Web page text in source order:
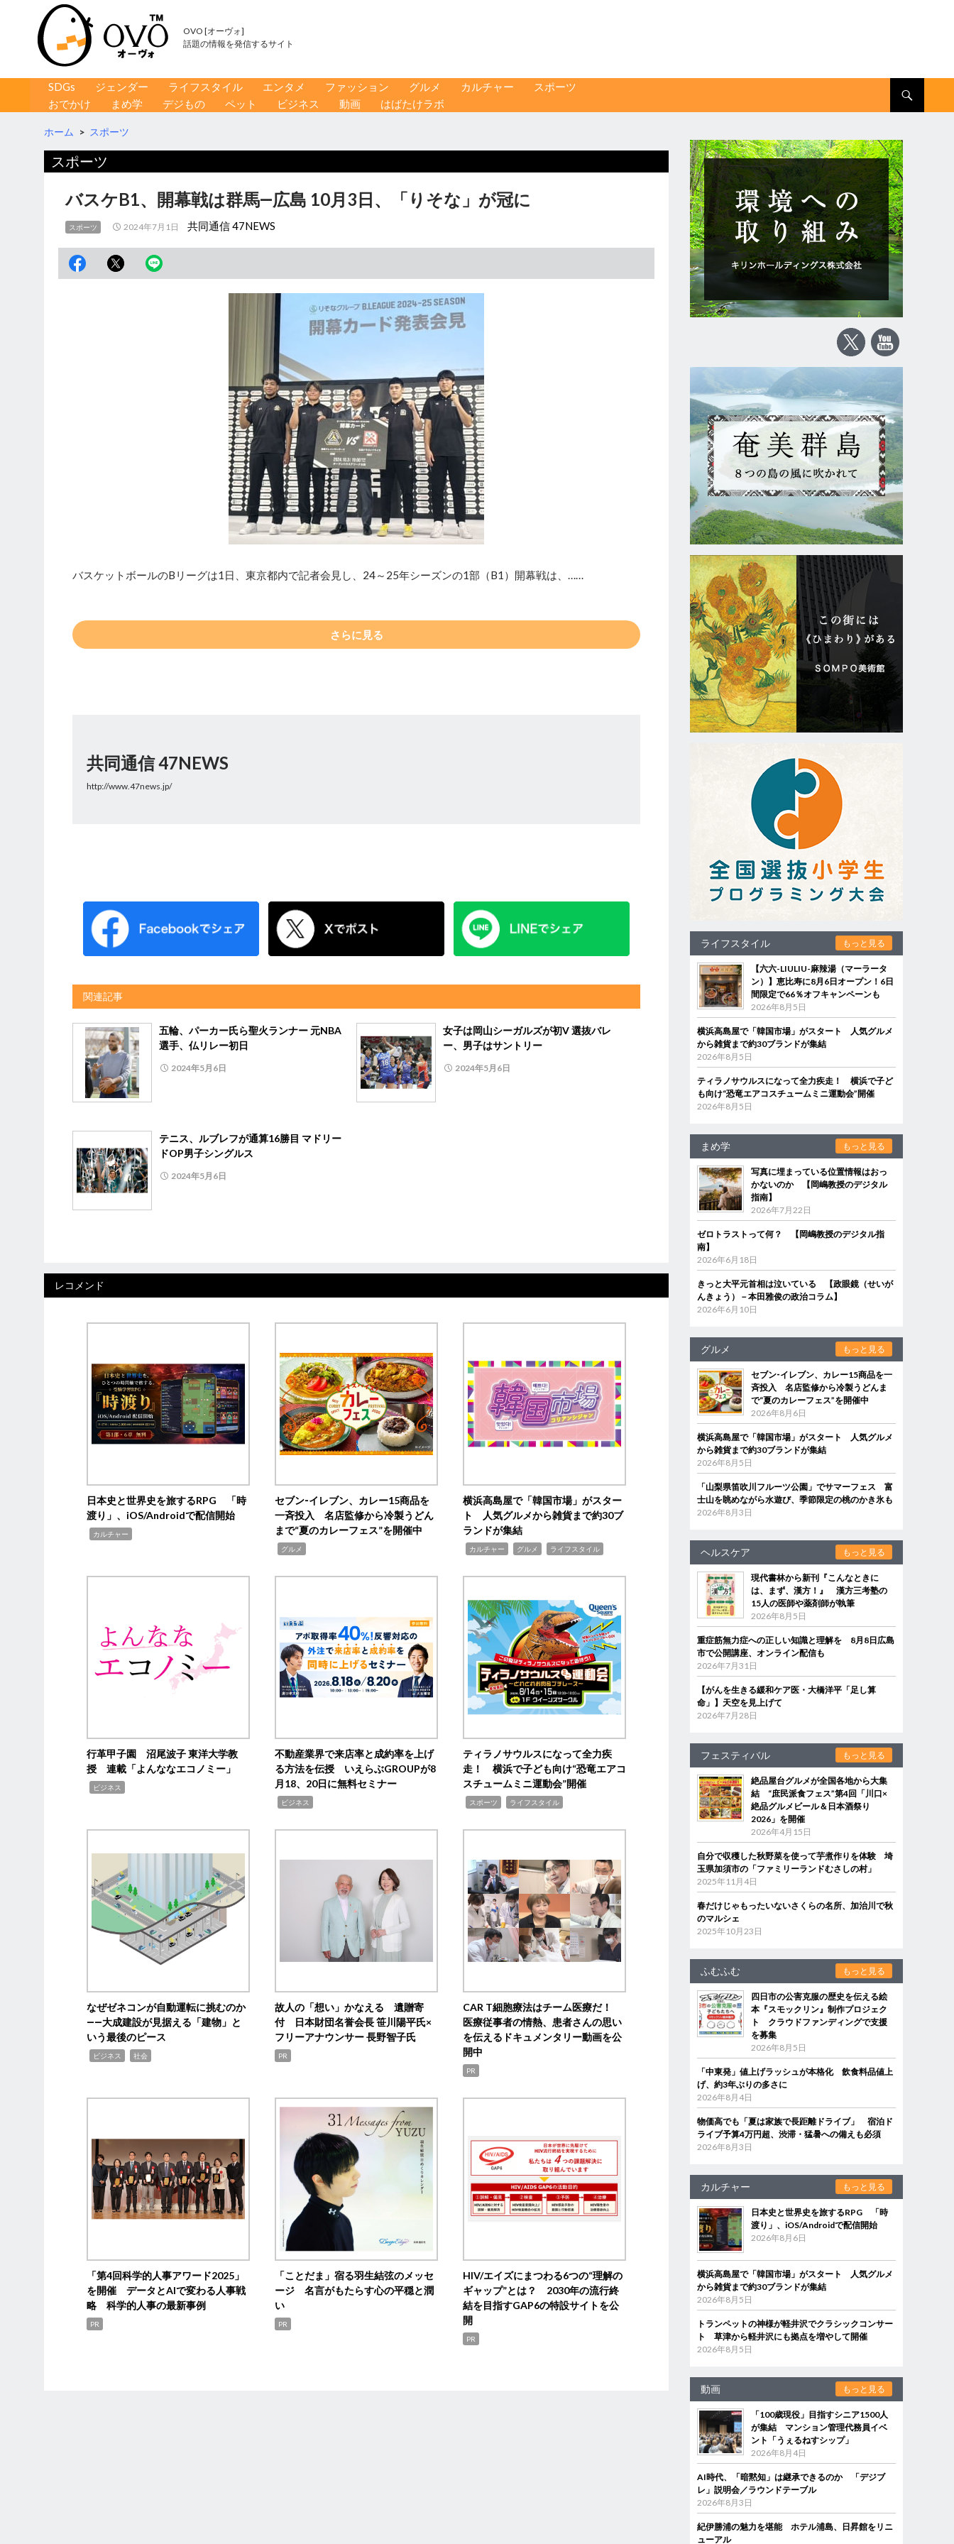
OVO [オーヴォ]
話題の情報を発信するサイト
コンテンツへ移動
SDGs ジェンダー ライフスタイル エンタメ ファッション グルメ カルチャー
スポーツ
おでかけ
まめ学 デジもの ペット ビジネス 動画 はばたけラボ
ホーム > スポーツ
スポーツ
バスケB1、開幕戦は群馬―広島 10月3日、「りそな」が冠に
スポーツ 2024年7月1日 共同通信 47NEWS
バスケットボールのBリーグは1日、東京都内で記者会見し、24～25年シーズンの1部（B1）開幕戦は、……
さらに見る
共同通信 47NEWS
http://www.47news.jp/
関連記事
五輪、パーカー氏ら聖火ランナー 元NBA
選手、仏リレー初日
2024年5月6日
女子は岡山シーガルズが初V 選抜バレ
ー、男子はサントリー
2024年5月6日
テニス、ルブレフが通算16勝目 マドリー
ドOP男子シングルス
2024年5月6日
レコメンド
日本史と世界史を旅するRPG 「時
渡り」、iOS/Androidで配信開始
カルチャー
セブン‐イレブン、カレー15商品を
一斉投入 名店監修から冷製うどん
まで“夏のカレーフェス”を開催中
グルメ
横浜高島屋で「韓国市場」がスター
ト 人気グルメから雑貨まで約30ブ
ランドが集結
カルチャー グルメ ライフスタイル
行革甲子園 沼尾波子 東洋大学教
授 連載「よんななエコノミー」
ビジネス
不動産業界で来店率と成約率を上げ
る方法を伝授 いえらぶGROUPが8
月18、20日に無料セミナー
ビジネス
ティラノサウルスになって全力疾
走！ 横浜で子ども向け“恐竜エアコ
スチュームミニ運動会”開催
スポーツ ライフスタイル
なぜゼネコンが自動運転に挑むのか
――大成建設が見据える「建物」と
いう最後のピース
ビジネス 社会
故人の「想い」かなえる 遺贈寄
付 日本財団名誉会長 笹川陽平氏×
フリーアナウンサー 長野智子氏
PR
CAR T細胞療法はチーム医療だ！
医療従事者の情熱、患者さんの思い
を伝えるドキュメンタリー動画を公
開中
PR
「第4回科学的人事アワード2025」
を開催 データとAIで変わる人事戦
略 科学的人事の最新事例
PR
「ことだま」宿る羽生結弦のメッセ
ージ 名言がもたらす心の平穏と潤
い
PR
HIV/エイズにまつわる6つの“理解の
ギャップ”とは？ 2030年の流行終
結を目指すGAP6の特設サイトを公
開
PR
ライフスタイル もっと見る
【六六-LIULIU-麻辣湯（マーラータ
ン）】恵比寿に8月6日オープン！6日
間限定で66％オフキャンペーンも
2026年8月5日
横浜高島屋で「韓国市場」がスタート 人気グルメ
から雑貨まで約30ブランドが集結
2026年8月5日
ティラノサウルスになって全力疾走！ 横浜で子ど
も向け“恐竜エアコスチュームミニ運動会”開催
2026年8月5日
まめ学 もっと見る
写真に埋まっている位置情報はおっ
かないのか 【岡嶋教授のデジタル
指南】
2026年7月22日
ゼロトラストって何？ 【岡嶋教授のデジタル指
南】
2026年6月18日
きっと大平元首相は泣いている 【政眼鏡（せいが
んきょう）－本田雅俊の政治コラム】
2026年6月10日
グルメ もっと見る
セブン‐イレブン、カレー15商品を一
斉投入 名店監修から冷製うどんま
で“夏のカレーフェス”を開催中
2026年8月6日
横浜高島屋で「韓国市場」がスタート 人気グルメ
から雑貨まで約30ブランドが集結
2026年8月5日
「山梨県笛吹川フルーツ公園」でサマーフェス 富
士山を眺めながら水遊び、季節限定の桃のかき氷も
2026年8月3日
ヘルスケア もっと見る
現代書林から新刊『こんなときに
は、まず、漢方！』 漢方三考塾の
15人の医師や薬剤師が執筆
2026年8月5日
重症筋無力症への正しい知識と理解を 8月8日広島
市で公開講座、オンライン配信も
2026年7月31日
【がんを生きる緩和ケア医・大橋洋平「足し算
命」】天空を見上げて
2026年7月28日
フェスティバル もっと見る
絶品屋台グルメが全国各地から大集
結 “庶民派食フェス”第4回「川口×
絶品グルメビール＆日本酒祭り
2026」を開催
2026年4月15日
自分で収穫した秋野菜を使って芋煮作りを体験 埼
玉県加須市の「ファミリーランドむさしの村」
2025年11月4日
春だけじゃもったいないさくらの名所、加治川で秋
のマルシェ
2025年10月23日
ふむふむ もっと見る
四日市の公害克服の歴史を伝える絵
本『スモックリン』制作プロジェク
ト クラウドファンディングで支援
を募集
2026年8月5日
「中東発」値上げラッシュが本格化 飲食料品値上
げ、約3年ぶりの多さに
2026年8月4日
物価高でも「夏は家族で長距離ドライブ」 宿泊ド
ライブ予算4万円超、渋滞・猛暑への備えも必須
2026年8月3日
カルチャー もっと見る
日本史と世界史を旅するRPG 「時
渡り」、iOS/Androidで配信開始
2026年8月6日
横浜高島屋で「韓国市場」がスタート 人気グルメ
から雑貨まで約30ブランドが集結
2026年8月5日
トランペットの神様が軽井沢でクラシックコンサー
ト 草津から軽井沢にも拠点を増やして開催
2026年8月5日
動画 もっと見る
「100歳現役」目指すシニア1500人
が集結 マンション管理代務員イベ
ント「うぇるねすシップ」
2026年8月4日
AI時代、「暗黙知」は継承できるのか 「デジブ
レ」説明会／ラウンドテーブル
2026年8月3日
紀伊勝浦の魅力を堪能 ホテル浦島、日昇館をリニ
ューアル